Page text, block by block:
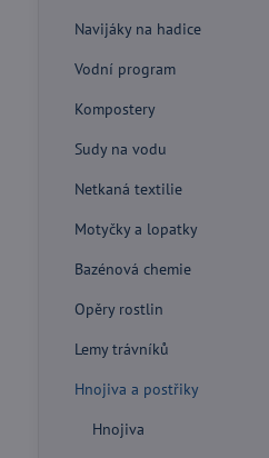
Navijáky na hadice
Vodní program
Kompostery
Sudy na vodu
Netkaná textilie
Motyčky a lopatky
Bazénová chemie
Opěry rostlin
Lemy trávníků
Hnojiva a postřiky
Hnojiva